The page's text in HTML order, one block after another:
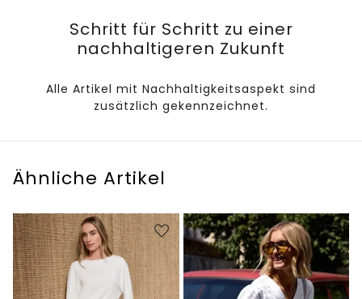
Schritt für Schritt zu einer
nachhaltigeren Zukunft
Alle Artikel mit Nachhaltigkeitsaspekt sind
zusätzlich gekennzeichnet.
Ähnliche Artikel